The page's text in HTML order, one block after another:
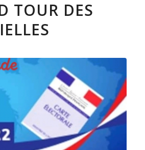
TOUR DES